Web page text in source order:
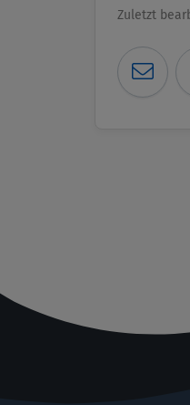
Zuletzt